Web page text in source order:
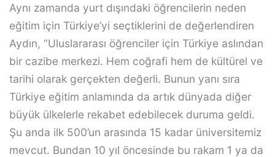
Aynı zamanda yurt dışındaki öğrencilerin neden
eğitim için Türkiye’yi seçtiklerini de değerlendiren
Aydın, “Uluslararası öğrenciler için Türkiye aslından
bir cazibe merkezi. Hem coğrafi hem de kültürel ve
tarihi olarak gerçekten değerli. Bunun yanı sıra
Türkiye eğitim anlamında da artık dünyada diğer
büyük ülkelerle rekabet edebilecek duruma geldi.
Şu anda ilk 500’un arasında 15 kadar üniversitemiz
mevcut. Bundan 10 yıl öncesinde bu rakam 1 ya da